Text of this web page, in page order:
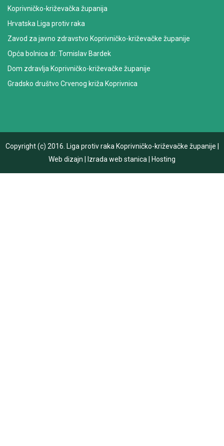
Koprivničko-križevačka županija
Hrvatska Liga protiv raka
Zavod za javno zdravstvo Koprivničko-križevačke županije
Opća bolnica dr. Tomislav Bardek
Dom zdravlja Koprivničko-križevačke županije
Gradsko društvo Crvenog križa Koprivnica
Copyright (c) 2016. Liga protiv raka Koprivničko-križevačke županije
Web dizajn
Izrada web stanica Hosting